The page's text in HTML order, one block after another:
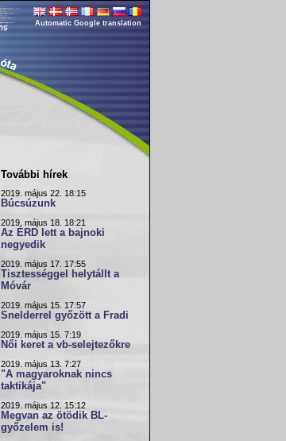
Automatic Google translation
További hírek
2019. május 22. 18:15
Búcsúzunk
2019. május 18. 18:21
Az ÉRD lett a bajnoki
negyedik
2019. május 17. 17:55
Tisztességgel helytállt a
Móvár
2019. május 15. 17:57
Snelderrel győzött a Fradi
2019. május 15. 7:19
Női keret a vb-selejtezőkre
2019. május 13. 7:27
"A magyaroknak nincs
taktikája"
2019. május 12. 15:12
Megvan az ötödik BL-
győzelem is!